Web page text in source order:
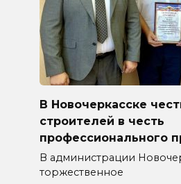
В Новочеркасске
строителей в честь
профессионального
В администрации
торжественное